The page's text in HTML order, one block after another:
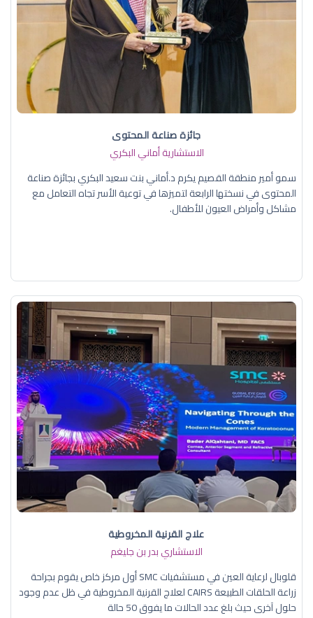
جائزة صناعة المحتوى
الاستشارية أماني البكري
سمو أمير منطقة القصيم يكرم د.أماني بنت سعيد البكري بجائزة صناعة
المحتوى في نسختها الرابعة لتميزها في توعية الأسر تجاه التعامل مع
مشاكل وأمراض العيون للأطفال.
علاج القرنية المخروطية
الاستشاري بدر بن جليغم
قلوبال لرعاية العين في مستشفيات SMC أول مركز خاص يقوم بجراحة
زراعة الحلقات الطبيعة CAIRS لعلاج القرنية المخروطية في ظل عدم وجود
حلول آخرى حيث بلغ عدد الحالات ما يفوق 50 حالة